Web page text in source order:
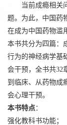
当前成瘾相关
题。为此，中国药
在成为中国药物滥
本书共分为四篇：
行为的神经病学基
会干预，全书共
到临床、从药物成
会心理干预。
本书特点：
强化教科书功能；